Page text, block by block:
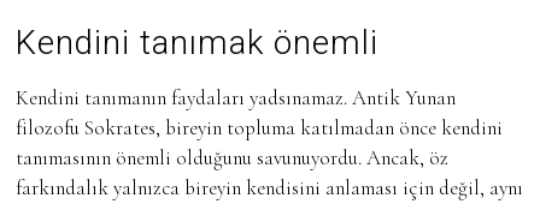
Kendini tanımak önemli
Kendini tanımanın faydaları yadsınamaz. Antik Yunan
filozofu Sokrates, bireyin topluma katılmadan önce kendini
tanımasının önemli olduğunu savunuyordu. Ancak, öz
farkındalık yalnızca bireyin kendisini anlaması için değil, aynı